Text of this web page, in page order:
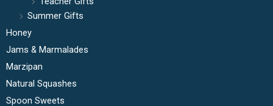
Summer Gifts
Honey
Jams & Marmalades
Marzipan
Natural Squashes
Spoon Sweets